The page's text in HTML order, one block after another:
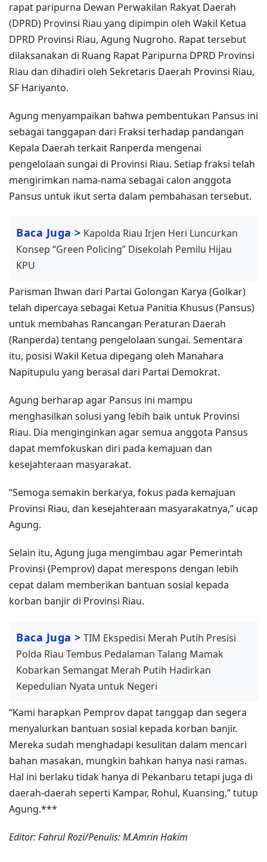
rapat paripurna Dewan Perwakilan Rakyat Daerah
(DPRD) Provinsi Riau yang dipimpin oleh Wakil Ketua
DPRD Provinsi Riau, Agung Nugroho. Rapat tersebut
dilaksanakan di Ruang Rapat Paripurna DPRD Provinsi
Riau dan dihadiri oleh Sekretaris Daerah Provinsi Riau,
SF Hariyanto.
Agung menyampaikan bahwa pembentukan Pansus ini
sebagai tanggapan dari Fraksi terhadap pandangan
Kepala Daerah terkait Ranperda mengenai
pengelolaan sungai di Provinsi Riau. Setiap fraksi telah
mengirimkan nama-nama sebagai calon anggota
Pansus untuk ikut serta dalam pembahasan tersebut.
Baca Juga > Kapolda Riau Irjen Heri Luncurkan
Konsep “Green Policing” Disekolah Pemilu Hijau
KPU
Parisman Ihwan dari Partai Golongan Karya (Golkar)
telah dipercaya sebagai Ketua Panitia Khusus (Pansus)
untuk membahas Rancangan Peraturan Daerah
(Ranperda) tentang pengelolaan sungai. Sementara
itu, posisi Wakil Ketua dipegang oleh Manahara
Napitupulu yang berasal dari Partai Demokrat.
Agung berharap agar Pansus ini mampu
menghasilkan solusi yang lebih baik untuk Provinsi
Riau. Dia menginginkan agar semua anggota Pansus
dapat memfokuskan diri pada kemajuan dan
kesejahteraan masyarakat.
“Semoga semakin berkarya, fokus pada kemajuan
Provinsi Riau, dan kesejahteraan masyarakatnya,” ucap
Agung.
Selain itu, Agung juga mengimbau agar Pemerintah
Provinsi (Pemprov) dapat merespons dengan lebih
cepat dalam memberikan bantuan sosial kepada
korban banjir di Provinsi Riau.
Baca Juga > TIM Ekspedisi Merah Putih Presisi
Polda Riau Tembus Pedalaman Talang Mamak
Kobarkan Semangat Merah Putih Hadirkan
Kepedulian Nyata untuk Negeri
“Kami harapkan Pemprov dapat tanggap dan segera
menyalurkan bantuan sosial kepada korban banjir.
Mereka sudah menghadapi kesulitan dalam mencari
bahan masakan, mungkin bahkan hanya nasi ramas.
Hal ini berlaku tidak hanya di Pekanbaru tetapi juga di
daerah-daerah seperti Kampar, Rohul, Kuansing,” tutup
Agung.***
Editor: Fahrul Rozi/Penulis: M.Amrin Hakim